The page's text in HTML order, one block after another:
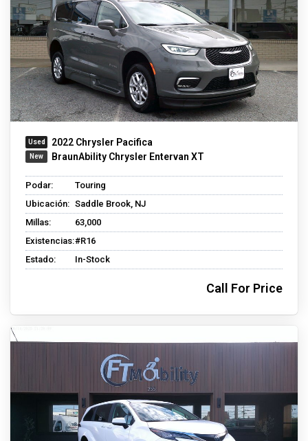
2022 Chrysler Pacifica
BraunAbility Chrysler Entervan XT
Podar:
Touring
Ubicación: Saddle Brook, NJ
Millas:
63,000
Existencias:#R16
Estado:
In-Stock
Call For Price